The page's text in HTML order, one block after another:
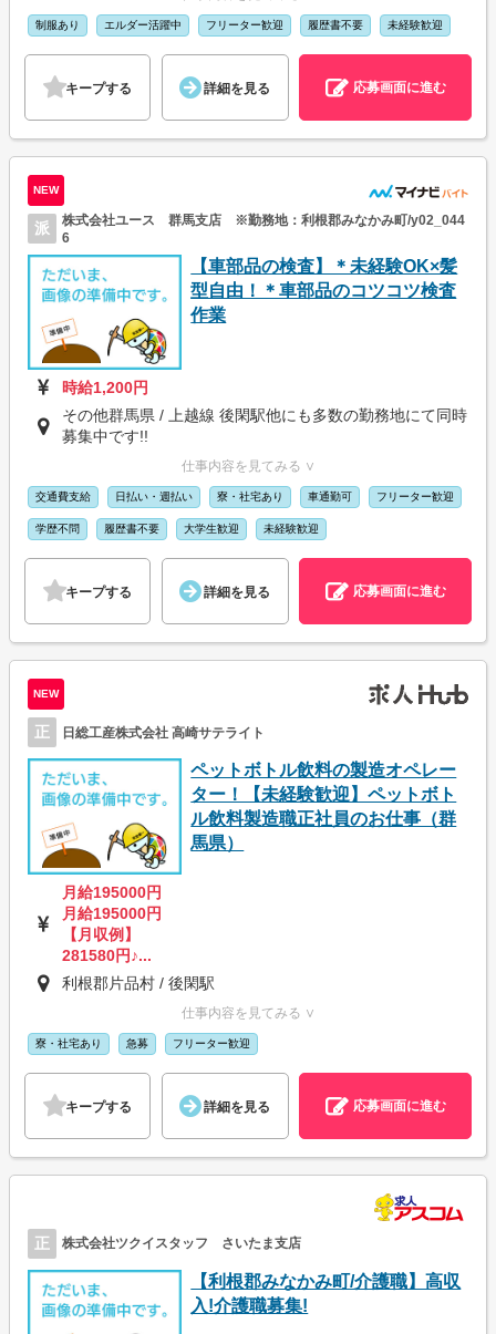
制服あり エルダー活躍中 フリーター歓迎 履歴書不要 未経験歓迎
キープする 詳細を見る 応募画面に進む
NEW
派
株式会社ユース 群馬支店 ※勤務地：利根郡みなかみ町/y02_044
6
【車部品の検査】＊未経験OK×髪
型自由！＊車部品のコツコツ検査
作業
時給1,200円
その他群馬県 / 上越線 後閑駅他にも多数の勤務地にて同時
募集中です!!
仕事内容を見てみる ∨
交通費支給 日払い・週払い 寮・社宅あり 車通勤可 フリーター歓迎
学歴不問 履歴書不要 大学生歓迎 未経験歓迎
キープする 詳細を見る 応募画面に進む
NEW
正 日総工産株式会社 高崎サテライト
ペットボトル飲料の製造オペレー
ター！【未経験歓迎】ペットボト
ル飲料製造職正社員のお仕事（群
馬県）
月給195000円
月給195000円
【月収例】
281580円♪...
利根郡片品村 / 後閑駅
仕事内容を見てみる ∨
寮・社宅あり 急募 フリーター歓迎
キープする 詳細を見る 応募画面に進む
正 株式会社ツクイスタッフ さいたま支店
【利根郡みなかみ町/介護職】高収
入!介護職募集!